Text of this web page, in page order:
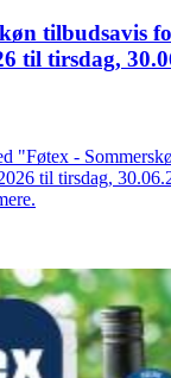
tilbudsavis
til tirsdag,
"Føtex -
til tirsdag,